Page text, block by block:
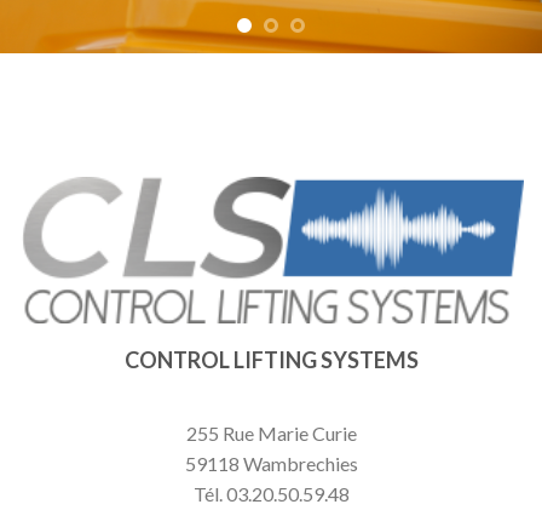
CONTROL LIFTING SYSTEMS
255 Rue Marie Curie
59118 Wambrechies
Tél. 03.20.50.59.48